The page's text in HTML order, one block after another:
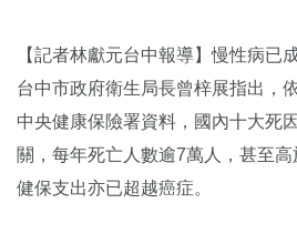
【記者林獻元台中報導】慢性病已
台中市政府衛生局長曾梓展指出，
中央健康保險署資料，國內十大死
關，每年死亡人數逾7萬人，甚至
健保支出亦已超越癌症。